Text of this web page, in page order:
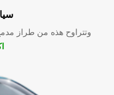
وتتراوح هذه من طراز